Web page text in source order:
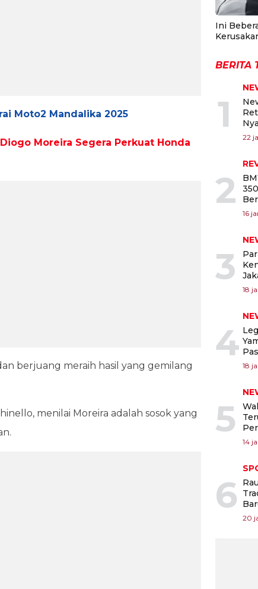
Moto2 Mandalika 2025
Moreira Segera Perkuat Honda
berjuang meraih hasil yang gemilang
menilai Moreira adalah sosok yang
Ini
BERITA
1
22
2
16
3
18
4
18
5
14
6
20